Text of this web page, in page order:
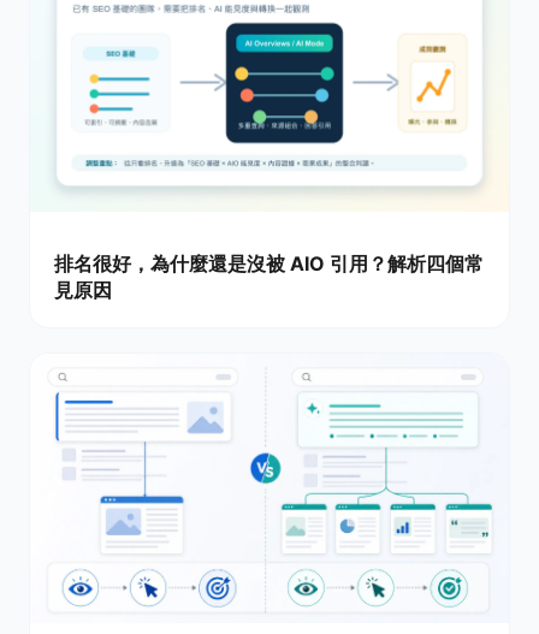
排名很好，為什麼還是沒被 AIO 引用？解析四個常
見原因